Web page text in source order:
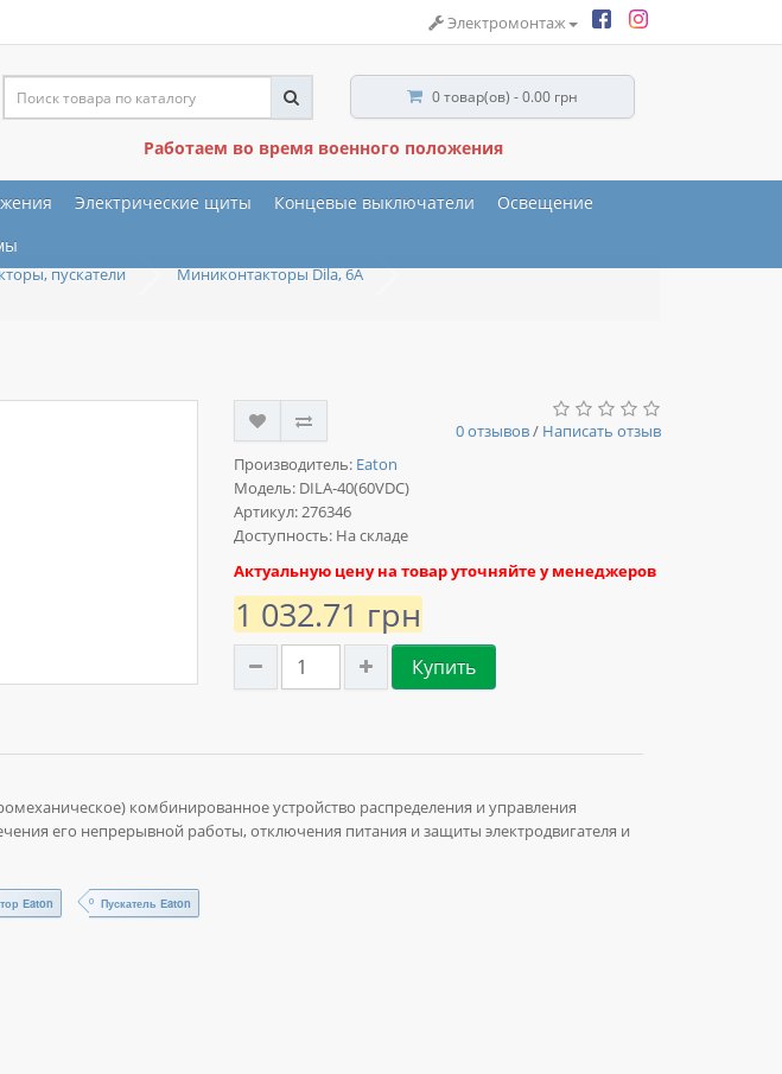
Электромонтаж
0 товар(ов) - 0.00 грн
Работаем во время военного положения
Электрические щиты Концевые выключатели
Освещение
пускатели
Миниконтакторы Dila, 6A
0 отзывов/ Написать отзыв
Производитель: Eaton
Модель: DILA-40(60VDC)
Артикул: 276346
Доступность: На складе
Актуальную цену на товар уточняйте у менеджеров
1 032.71 грн
Купить
комбинированное устройство распределения и управления
его непрерывной работы, отключения питания и защиты электродвигателя и
Eaton Пускатель Eaton